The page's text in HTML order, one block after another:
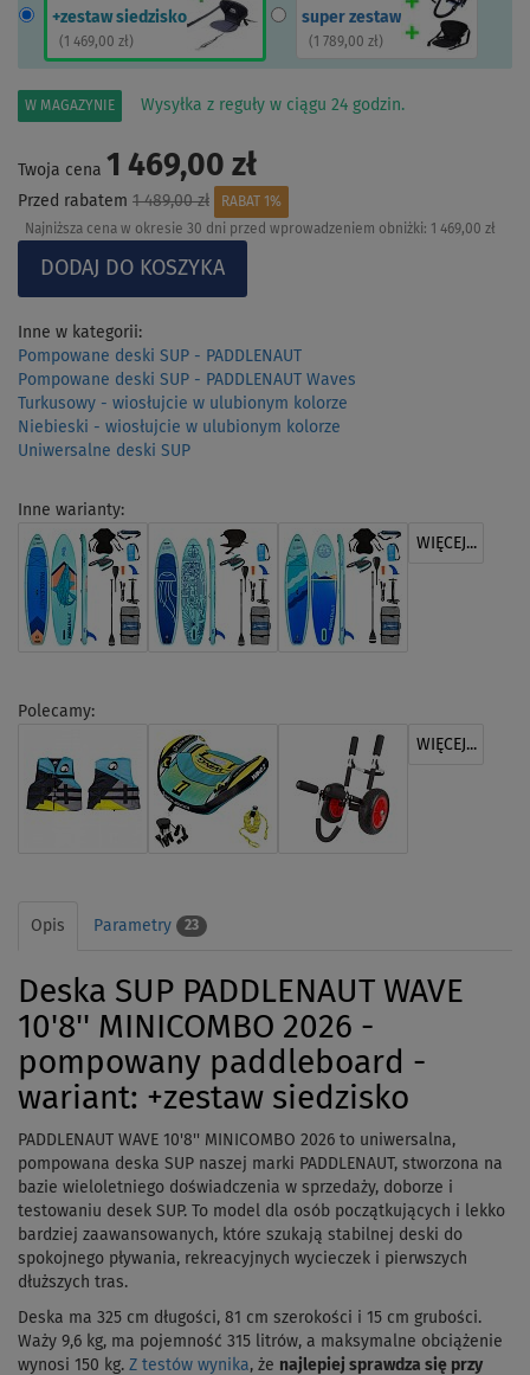
+zestaw siedzisko
( 1 469,00 zł)
super zestaw
( 1 789,00 zł)
W MAGAZYNIE Wysyłka z reguły w ciągu 24 godzin.
Twoja cena 1 469,00 zł
Przed rabatem 1 489,00 zł
RABAT 1%
Najniższa cena w okresie 30 dni przed wprowadzeniem obniżki: 1 469,00 zł
Inne w kategorii:
Pompowane deski SUP - PADDLENAUT
Pompowane deski SUP - PADDLENAUT Waves
Turkusowy - wiosłujcie w ulubionym kolorze
Niebieski - wiosłujcie w ulubionym kolorze
Uniwersalne deski SUP
Inne warianty:
WIĘCEJ...
Polecamy:
WIĘCEJ...
Opis Parametry 23
Deska SUP PADDLENAUT WAVE
10'8'' MINICOMBO 2026 -
pompowany paddleboard -
wariant: +zestaw siedzisko
PADDLENAUT WAVE 10'8'' MINICOMBO 2026 to uniwersalna,
pompowana deska SUP naszej marki PADDLENAUT, stworzona na
bazie wieloletniego doświadczenia w sprzedaży, doborze i
testowaniu desek SUP. To model dla osób początkujących i lekko
bardziej zaawansowanych, które szukają stabilnej deski do
spokojnego pływania, rekreacyjnych wycieczek i pierwszych
dłuższych tras.
Deska ma 325 cm długości, 81 cm szerokości i 15 cm grubości.
Waży 9,6 kg, ma pojemność 315 litrów, a maksymalne obciążenie
wynosi 150 kg. Z testów wynika, że najlepiej sprawdza się przy